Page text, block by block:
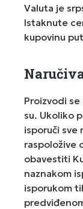
Valuta je
Istaknute
kupovinu
Proizvodi
su. Ukoliko
isporuči sve
raspoložive
obavestiti
naznakom
isporukom